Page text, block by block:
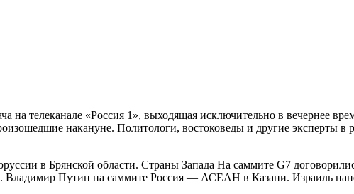
на телеканале «Россия 1», выходящая исключительно в вечернее
накануне. Политологи, востоковеды и другие эксперты в
в Брянской области. Страны Запада На саммите G7
Владимир Путин на саммите Россия — АСЕАН в Казани. Израиль